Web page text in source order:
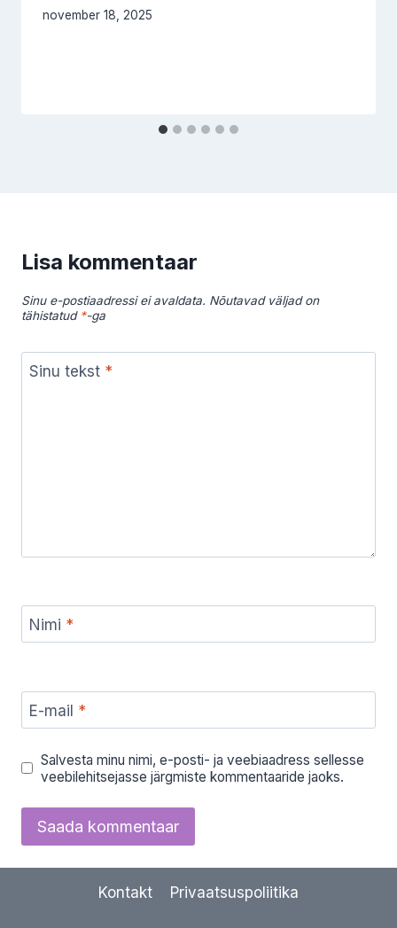
november 18, 2025
Lisa kommentaar
Sinu e-postiaadressi ei avaldata. Nõutavad väljad on
tähistatud *-ga
Sinu tekst *
Nimi *
E-mail *
Salvesta minu nimi, e-posti- ja veebiaadress sellesse
veebilehitsejasse järgmiste kommentaaride jaoks.
Kontakt Privaatsuspoliitika